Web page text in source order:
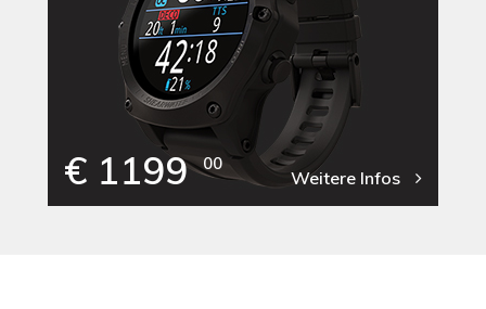
€ 1199 00
Weitere Infos